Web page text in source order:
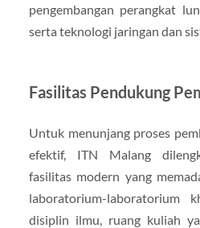
pengembangan perangkat
serta teknologi jaringan dan
Fasilitas Pendukung
Untuk menunjang proses
efektif, ITN Malang
fasilitas modern yang
laboratorium-laboratorium
disiplin ilmu, ruang kuliah